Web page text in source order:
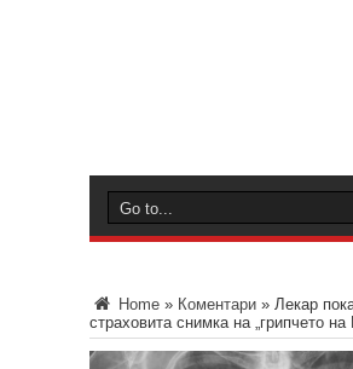
Home » Коментари » Лекар
страховита снимка на „грипчето на